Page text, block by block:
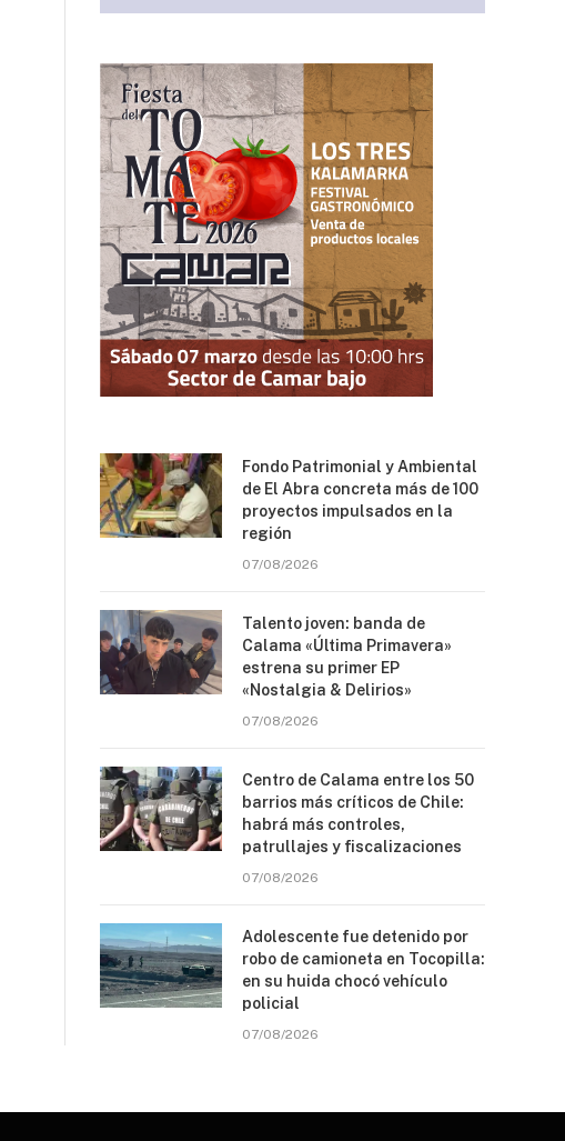
Fondo Patrimonial y Ambiental
de El Abra concreta más de 100
proyectos impulsados en la
región
07/08/2026
Talento joven: banda de
Calama «Última Primavera»
estrena su primer EP
«Nostalgia & Delirios»
07/08/2026
Centro de Calama entre los 50
barrios más críticos de Chile:
habrá más controles,
patrullajes y fiscalizaciones
07/08/2026
Adolescente fue detenido por
robo de camioneta en Tocopilla:
en su huida chocó vehículo
policial
07/08/2026